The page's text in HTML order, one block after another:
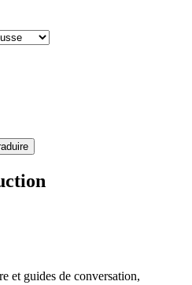
et guides de conversation,